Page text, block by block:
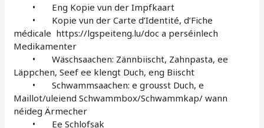
• Eng Kopie vun der Impfkaart
• Kopie vun der Carte d’Identité, d’Fiche
médicale https://lgspeiteng.lu/doc a perséinlech
Medikamenter
• Wäschsaachen: Zännbiischt, Zahnpasta, ee
Läppchen, Seef ee klengt Duch, eng Biischt
• Schwammsaachen: e grousst Duch, e
Maillot/uleiend Schwammbox/Schwammkap/ wann
néideg Ärmecher
• Ee Schlofsak